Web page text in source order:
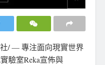
/ — 專注面向現實世界
驗室Reka宣佈與